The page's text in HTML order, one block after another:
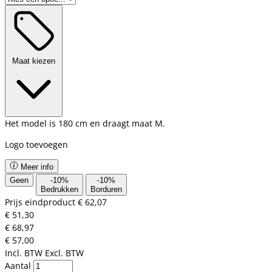
Maat kiezen
Het model is 180 cm en draagt maat M.
Logo toevoegen
Meer info
Geen
-10%
Bedrukken
-10%
Borduren
Prijs eindproduct € 62,07
€ 51,30
€ 68,97
€ 57,00
Incl. BTW Excl. BTW
Aantal